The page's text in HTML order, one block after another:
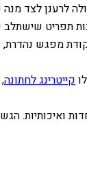
לרענן
תפריט
מפגש
קייטרינג לחתונה
ואיכותיות.